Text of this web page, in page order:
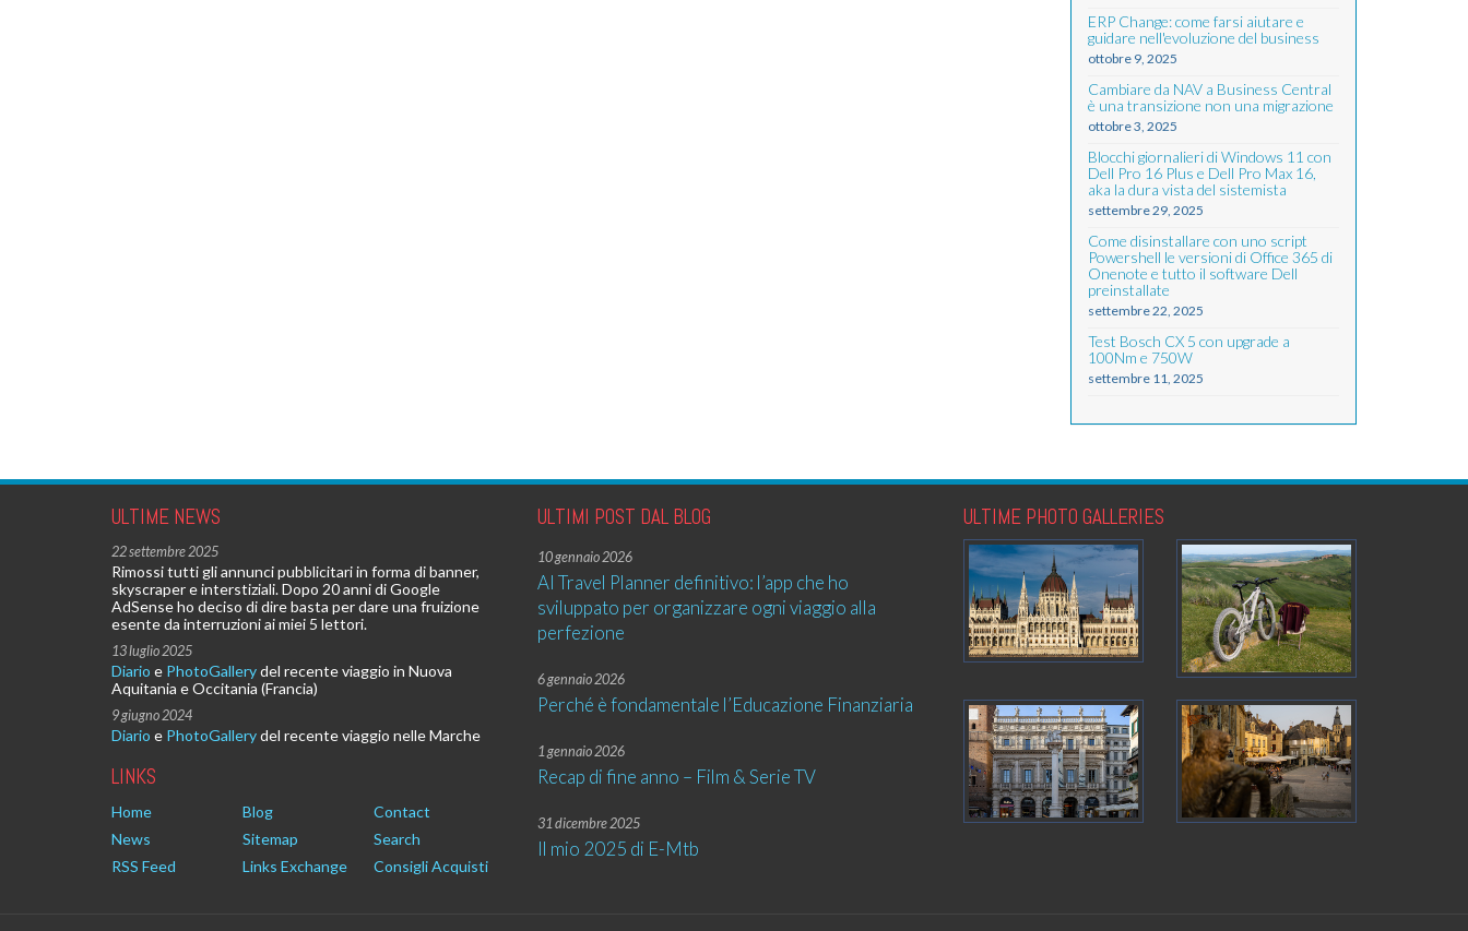
ERP Change: come farsi aiutare e
guidare nell'evoluzione del business
ottobre 9, 2025
Cambiare da NAV a Business Central
è una transizione non una migrazione
ottobre 3, 2025
Blocchi giornalieri di Windows 11 con
Dell Pro 16 Plus e Dell Pro Max 16,
aka la dura vista del sistemista
settembre 29, 2025
Come disinstallare con uno script
Powershell le versioni di Office 365 di
Onenote e tutto il software Dell
preinstallate
settembre 22, 2025
Test Bosch CX 5 con upgrade a
100Nm e 750W
settembre 11, 2025
ULTIME NEWS
22 settembre 2025
Rimossi tutti gli annunci pubblicitari in forma di banner,
skyscraper e interstiziali. Dopo 20 anni di Google
AdSense ho deciso di dire basta per dare una fruizione
esente da interruzioni ai miei 5 lettori.
13 luglio 2025
Diario e PhotoGallerydel recente viaggio in Nuova
Aquitania e Occitania (Francia)
9 giugno 2024
Diario e PhotoGallerydel recente viaggio nelle Marche
LINKS
Home Blog
Contact
News
Sitemap
Search
RSS Feed
Links Exchange Consigli Acquisti
ULTIMI POST DAL BLOG
10 gennaio 2026
AI Travel Planner definitivo: l’app che ho
sviluppato per organizzare ogni viaggio alla
perfezione
6 gennaio 2026
Perché è fondamentale l’Educazione Finanziaria
1 gennaio 2026
Recap di fine anno – Film & Serie TV
31 dicembre 2025
Il mio 2025 di E-Mtb
ULTIME PHOTO GALLERIES